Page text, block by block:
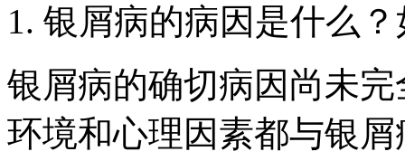
1. 银屑病的病因是什么
银屑病的确切病因尚未
环境和心理因素都与银